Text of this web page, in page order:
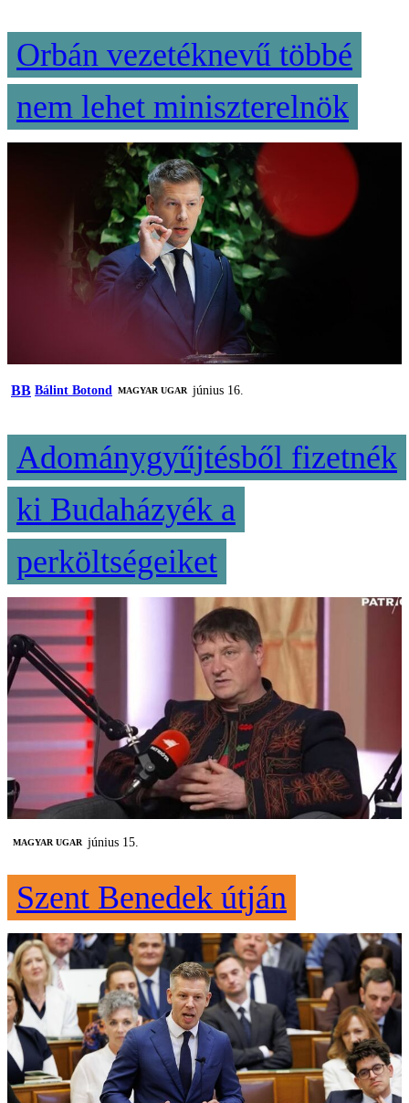
Orbán vezetéknevű többé
nem lehet miniszterelnök
BB Bálint Botond MAGYAR UGAR június 16.
Adománygyűjtésből fizetnék
ki Budaházyék a
perköltségeiket
MAGYAR UGAR június 15.
Szent Benedek útján